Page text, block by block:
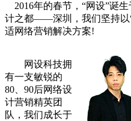
2016年的春节，“网设”诞
计之都——深圳，我们坚持以
适网络营销解决方案!
网设科技拥
有一支敏锐的
80、90后网络设
计营销精英团
队，我们成长于